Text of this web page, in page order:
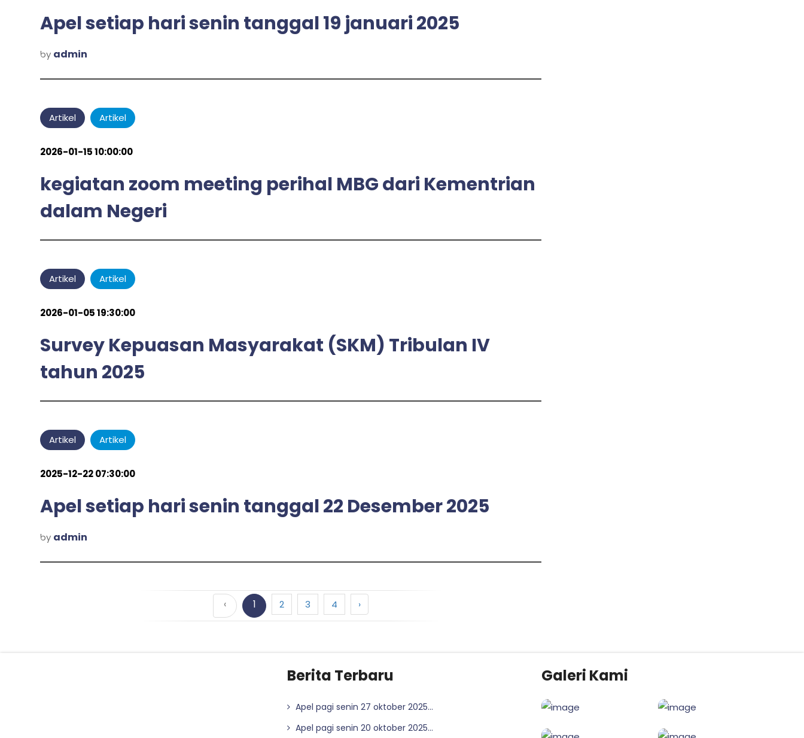
Apel setiap hari senin tanggal 19 januari 2025
by admin
Artikel Artikel
2026-01-15 10:00:00
kegiatan zoom meeting perihal MBG dari Kementrian
dalam Negeri
byadmin
Artikel Artikel
2026-01-05 19:30:00
Survey Kepuasan Masyarakat (SKM) Tribulan IV
tahun 2025
byadmin
Artikel Artikel
2025-12-22 07:30:00
Apel setiap hari senin tanggal 22 Desember 2025
by admin
‹ 1 2 3 4 ›
Berita Terbaru
Apel pagi senin 27 oktober 2025...
Apel pagi senin 20 oktober 2025...
Galeri Kami